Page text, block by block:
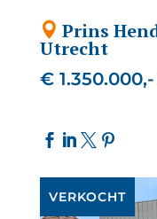
Prins
Utrecht
€
VERKOCHT